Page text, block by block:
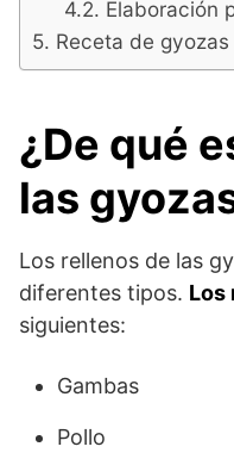
Elaboración
Receta de
¿De qué
las
Los rellenos de las
diferentes tipos. Los
siguientes:
Gambas
Pollo